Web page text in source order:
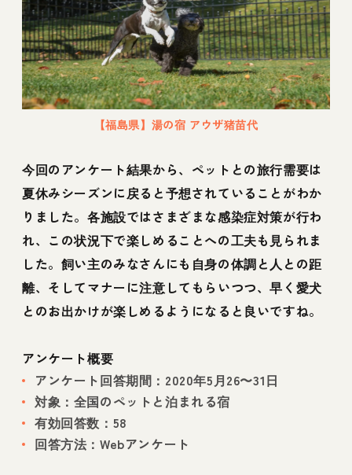
【福島県】湯の宿 アウザ猪苗代
今回のアンケート結果から、ペットとの旅行需要は
夏休みシーズンに戻ると予想されていることがわか
りました。各施設ではさまざまな感染症対策が行わ
れ、この状況下で楽しめることへの工夫も見られま
した。飼い主のみなさんにも自身の体調と人との距
離、そしてマナーに注意してもらいつつ、早く愛犬
とのお出かけが楽しめるようになると良いですね。
アンケート概要
アンケート回答期間：2020年5月26〜31日
対象：全国のペットと泊まれる宿
有効回答数：58
回答方法：Webアンケート